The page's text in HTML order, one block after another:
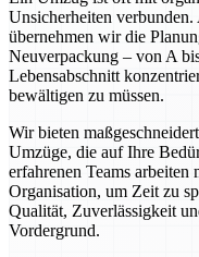
Unsicherheiten
übernehmen wir die
Neuverpackung – von A
Lebensabschnitt
bewältigen zu müssen.
Wir bieten
Umzüge, die auf Ihre
erfahrenen Teams
Organisation, um Zeit zu
Qualität, Zuverlässigkeit
Vordergrund.